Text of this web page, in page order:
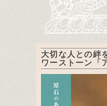
大切な人との絆
ワーストーン「